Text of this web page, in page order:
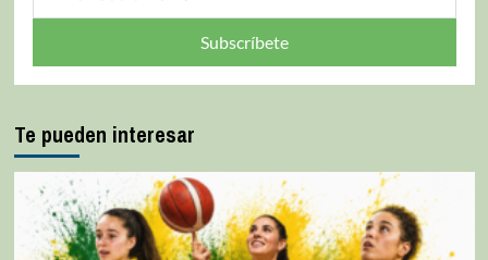
Subscríbete
Te pueden interesar